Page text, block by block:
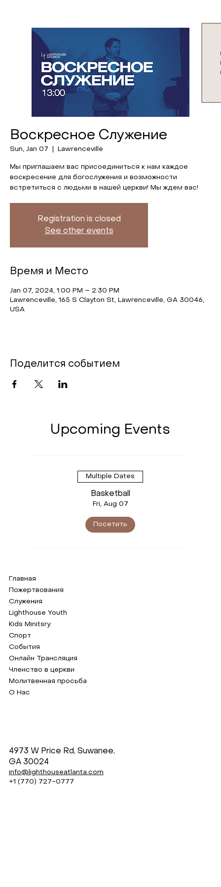
Upcoming Events
Multiple Dates
Basketball
Fri, Aug 07
Посетить
Воскресное Служение
Sun, Jan 07 Lawrenceville
Мы приглашаем вас присоединиться к нам каждое
воскресение для богослужения и возможности
встретиться с людьми в нашей церкви! Мы ждем вас!
Registration is closed
See other events
Время и Место
Jan 07, 2024, 1:00 PM – 2:30 PM
Lawrenceville, 165 S Clayton St, Lawrenceville, GA 30046,
USA
Поделится событием
Главная
Пожертвования
Служения
Lighthouse Youth
Kids Minitsry
Спорт
События
Онлайн Трансляция
Членство в церкви
Молитвенная просьба
О Нас
4973 W Price Rd, Suwanee,
GA 30024
info@lighthouseatlanta.com
+1 (770) 727-0777